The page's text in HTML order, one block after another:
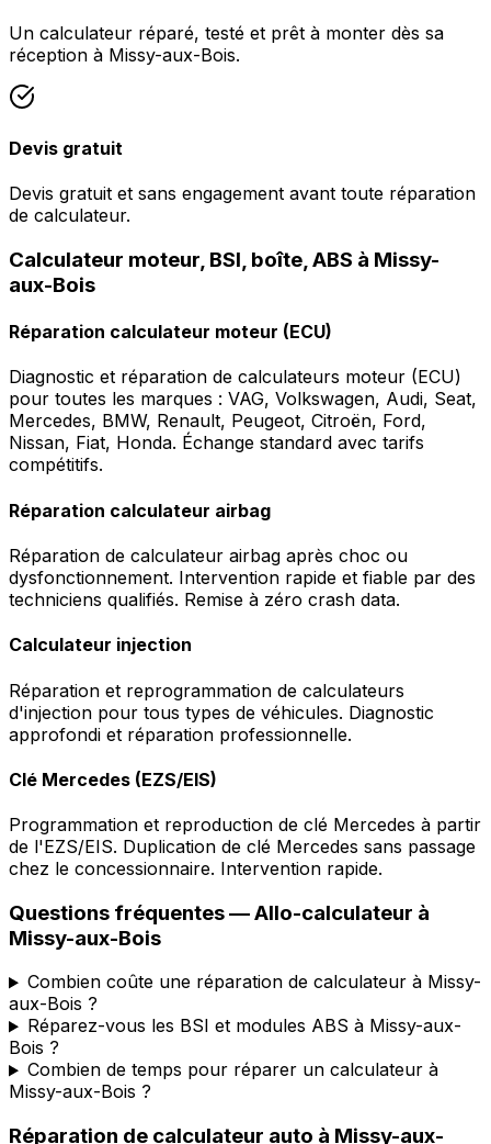
Un calculateur réparé, testé et prêt à monter dès sa
réception à Missy-aux-Bois.
Devis gratuit
Devis gratuit et sans engagement avant toute réparation
de calculateur.
Calculateur moteur, BSI, boîte, ABS à Missy-
aux-Bois
Réparation calculateur moteur (ECU)
Diagnostic et réparation de calculateurs moteur (ECU)
pour toutes les marques : VAG, Volkswagen, Audi, Seat,
Mercedes, BMW, Renault, Peugeot, Citroën, Ford,
Nissan, Fiat, Honda. Échange standard avec tarifs
compétitifs.
Réparation calculateur airbag
Réparation de calculateur airbag après choc ou
dysfonctionnement. Intervention rapide et fiable par des
techniciens qualifiés. Remise à zéro crash data.
Calculateur injection
Réparation et reprogrammation de calculateurs
d'injection pour tous types de véhicules. Diagnostic
approfondi et réparation professionnelle.
Clé Mercedes (EZS/EIS)
Programmation et reproduction de clé Mercedes à partir
de l'EZS/EIS. Duplication de clé Mercedes sans passage
chez le concessionnaire. Intervention rapide.
Questions fréquentes —Allo-calculateur à
Missy-aux-Bois
Combien coûte une réparation de calculateur à Missy-
aux-Bois ?
Réparez-vous les BSI et modules ABS à Missy-aux-
Bois ?
Combien de temps pour réparer un calculateur à
Missy-aux-Bois ?
Réparation de calculateur auto à Missy-aux-